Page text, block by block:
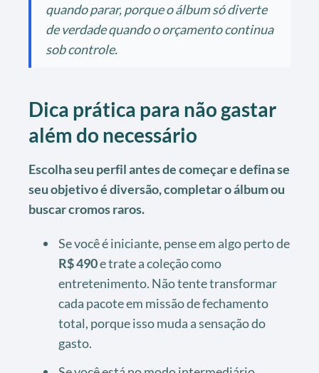
quando parar, porque o álbum só diverte
de verdade quando o orçamento continua
sob controle.
Dica prática para não gastar
além do necessário
Escolha seu perfil antes de começar e defina se
seu objetivo é diversão, completar o álbum ou
buscar cromos raros.
Se você é iniciante, pense em algo perto de
R$ 490e trate a coleção como
entretenimento. Não tente transformar
cada pacote em missão de fechamento
total, porque isso muda a sensação do
gasto.